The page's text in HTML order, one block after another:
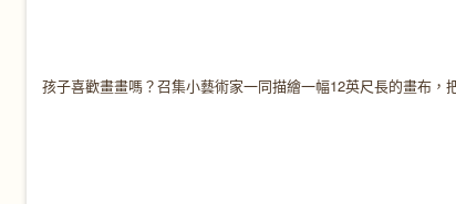
孩子喜歡畫畫嗎？召集小藝術家一同描繪一幅12英尺長的畫布，